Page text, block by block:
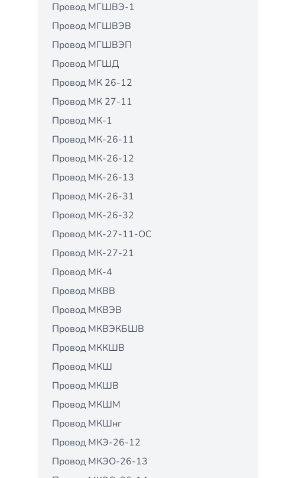
Провод МГШВЭ-1
Провод МГШВЭВ
Провод МГШВЭП
Провод МГШД
Провод МК 26-12
Провод МК 27-11
Провод МК-1
Провод МК-26-11
Провод МК-26-12
Провод МК-26-13
Провод МК-26-31
Провод МК-26-32
Провод МК-27-11-ОС
Провод МК-27-21
Провод МК-4
Провод МКВВ
Провод МКВЭВ
Провод МКВЭКБШВ
Провод МККШВ
Провод МКШ
Провод МКШВ
Провод МКШМ
Провод МКШнг
Провод МКЭ-26-12
Провод МКЭО-26-13